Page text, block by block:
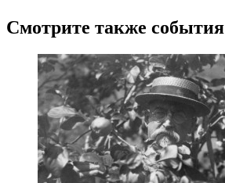
Смотрите также события